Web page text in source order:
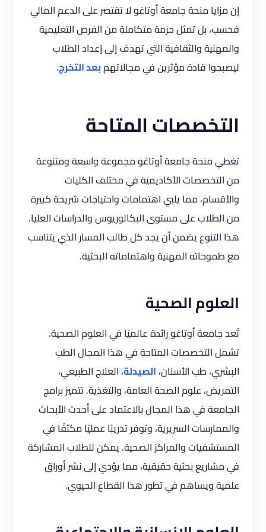
إن مزايا منحة جامعة أوتاغو لا تقتصر على الدعم المالي
فحسب، بل تمثل حزمة متكاملة من الفرص التعليمية
والمهنية والثقافية التي تهدف إلى إعداد الطلاب
ليصبحوا قادة مؤثرين في مجالاتهمبعد التخرج.
التخصصات المتاحة
تغطي منحة جامعة أوتاغو مجموعة واسعة ومتنوعة
من التخصصات الأكاديمية في مختلف الكليات
والأقسام، مما يلبي اهتمامات واحتياجات شريحة كبيرة
من الطلاب على مستوى البكالوريوس والدراسات العليا.
هذا التنوع يضمن أن يجد كل طالب المسار الذي يتناسب
مع طموحاته المهنية واهتماماته البحثية.
العلوم الصحية
تُعد جامعة أوتاغو رائدة عالميًا في العلوم الصحية.
تشمل التخصصات المتاحة في هذا المجال الطب
البشري، طب الأسنان،الصيدلة، العلاج الطبيعي،
التمريض، علوم الصحة العامة، والتغذية. تتميز برامج
الجامعة في هذا المجال بالاعتماد على أحدث الأبحاث
والممارسات السريرية، وتوفر تدريبًا عمليًا مكثفًا في
المستشفيات والمراكز الصحية. يمكن للطلاب المشاركة
في مشاريع بحثية حقيقية، مما يؤدي إلى نشر أوراق
علمية ويساهم في تطور هذا القطاع الحيوي.